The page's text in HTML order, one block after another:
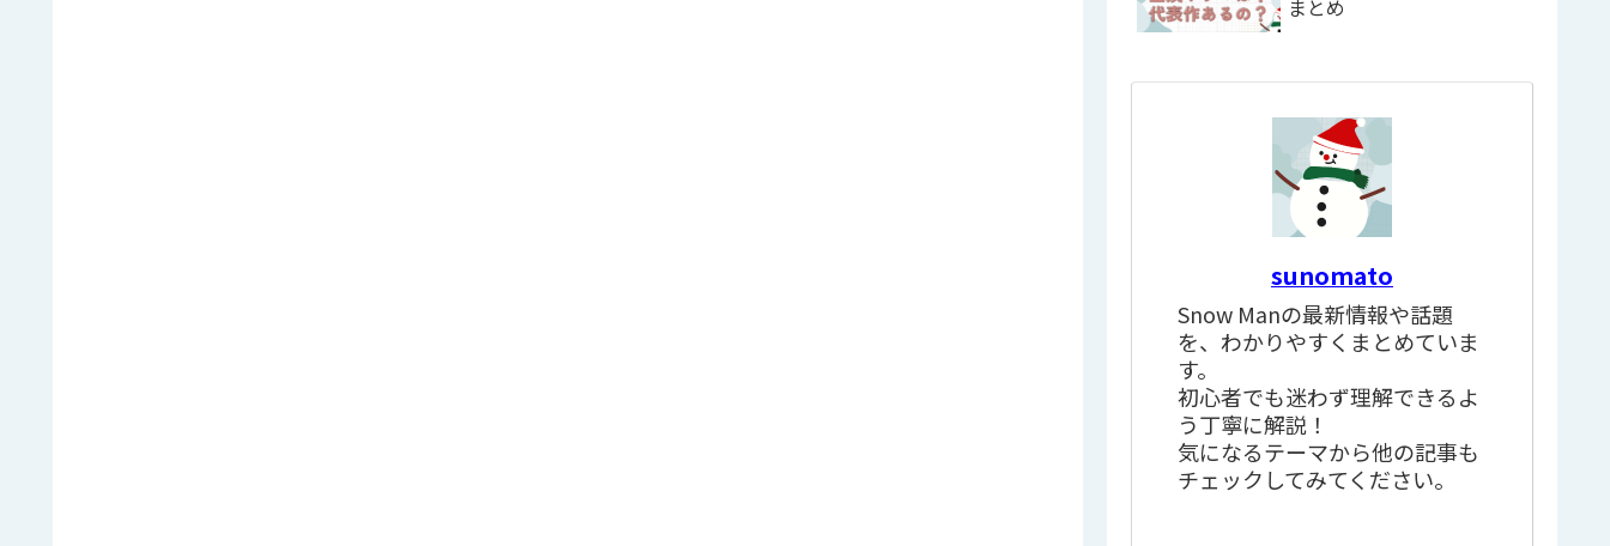
まとめ
sunomato
Snow Manの最新情報や話題
を、わかりやすくまとめていま
す。
初心者でも迷わず理解できるよ
う丁寧に解説！
気になるテーマから他の記事も
チェックしてみてください。